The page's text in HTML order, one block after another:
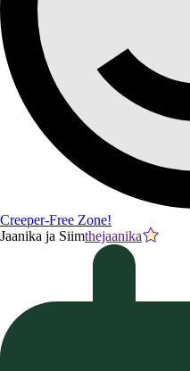
Creeper-Free Zone!
Jaanika ja Siimthejaanika